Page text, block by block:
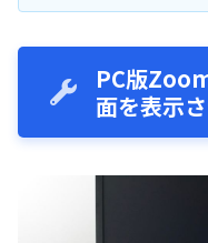
PC版
面を表示